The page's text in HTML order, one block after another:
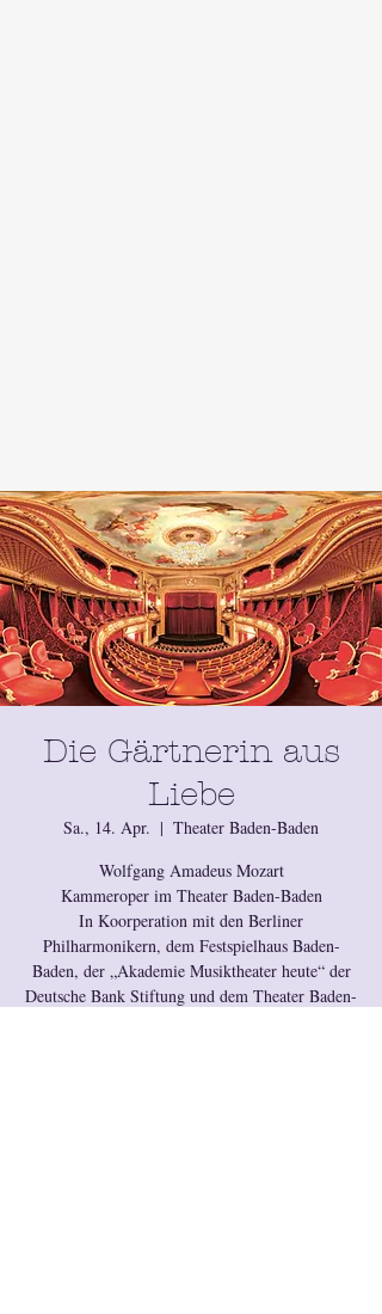
Die Gärtnerin aus
Liebe
Sa., 14. Apr.
  |
Theater Baden-Baden
Wolfgang Amadeus Mozart
Kammeroper im Theater Baden-Baden
In Koorperation mit den Berliner
Philharmonikern, dem Festspielhaus Baden-
Baden, der „Akademie Musiktheater heute“ der
Deutsche Bank Stiftung und dem Theater Baden-